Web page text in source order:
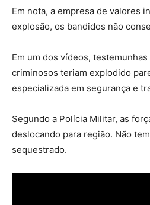
Em nota, a empresa de valores
explosão, os bandidos não
Em um dos vídeos,
criminosos teriam explodido
especializada em segurança e
Segundo a Polícia Militar, as
deslocando para região. Não
sequestrado.